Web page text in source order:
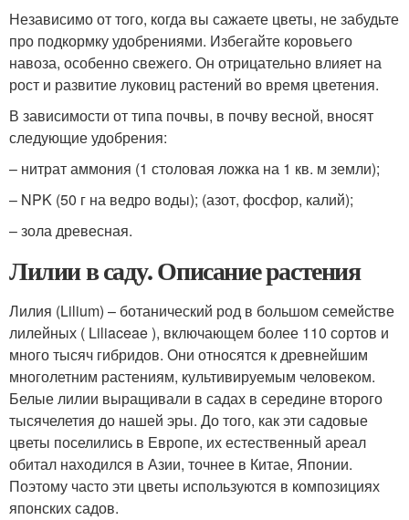
Независимо от того, когда вы сажаете цветы, не забудьте
про подкормку удобрениями. Избегайте коровьего
навоза, особенно свежего. Он отрицательно влияет на
рост и развитие луковиц растений во время цветения.
В зависимости от типа почвы, в почву весной, вносят
следующие удобрения:
– нитрат аммония (1 столовая ложка на 1 кв. м земли);
– NPK (50 г на ведро воды); (азот, фосфор, калий);
– зола древесная.
Лилии в саду. Описание растения
Лилия (Lilium) – ботанический род в большом семействе
лилейных ( Liliaceae ), включающем более 110 сортов и
много тысяч гибридов. Они относятся к древнейшим
многолетним растениям, культивируемым человеком.
Белые лилии выращивали в садах в середине второго
тысячелетия до нашей эры. До того, как эти садовые
цветы поселились в Европе, их естественный ареал
обитал находился в Азии, точнее в Китае, Японии.
Поэтому часто эти цветы используются в композициях
японских садов.